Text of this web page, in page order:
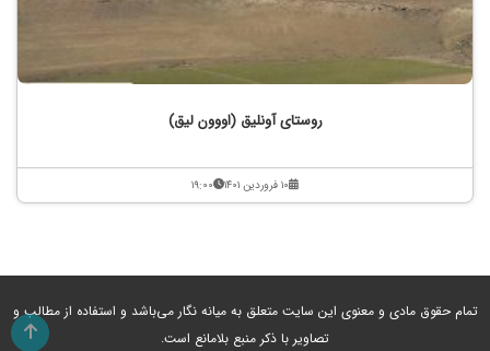
روستای آونلیق (اووون لیق)
۱۰ فروردین ۱۴۰۱ ۱۹:۰۰
تمام حقوق مادی و معنوی این سایت متعلق به میانه نگار می‌باشد و استفاده از مطالب و
تصاویر با ذکر منبع بلامانع است.